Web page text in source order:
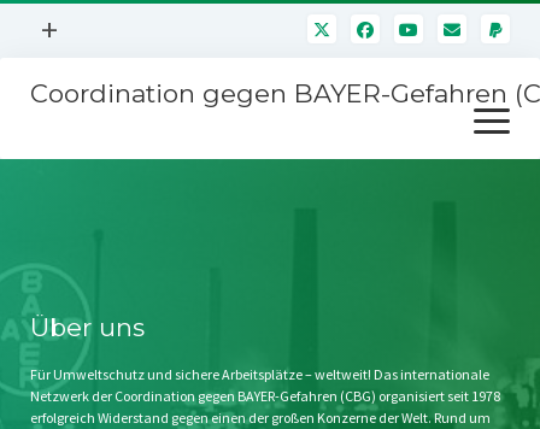
Menü
+
Mitmachen
Kontakt
Impressum
Störfälle
Coordination gegen BAYER-Gefahren
Menü
öffnen
Stichwort BAYER
Jahrestagung
SPENDEN
Über uns
Für Umweltschutz und sichere Arbeitsplätze – weltweit! Das internationale
Netzwerk der Coordination gegen BAYER-Gefahren (CBG) organisiert seit 1978
erfolgreich Widerstand gegen einen der großen Konzerne der Welt. Rund um